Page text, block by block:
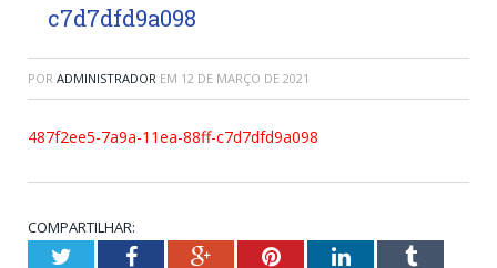
c7d7dfd9a098
POR ADMINISTRADOR EM 12 DE MARÇO DE 2021
487f2ee5-7a9a-11ea-88ff-c7d7dfd9a098
COMPARTILHAR:
TwitterFacebookGoogle+PinterestLinkedInTumblr